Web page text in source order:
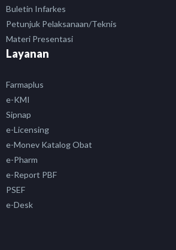
Buletin Infarkes
Petunjuk Pelaksanaan/Teknis
Materi Presentasi
Layanan
Farmaplus
e-KMI
Sipnap
e-Licensing
e-Monev Katalog Obat
e-Pharm
e-Report PBF
PSEF
e-Desk